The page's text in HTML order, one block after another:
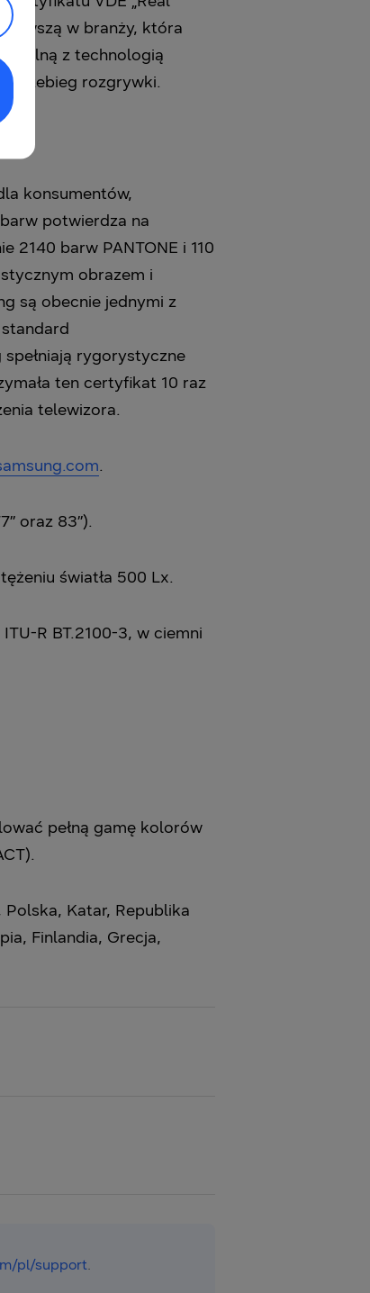
w branży, która
z technologią
przebieg rozgrywki.
konsumentów,
potwierdza na
2140 barw PANTONE i 110
obrazem i
są obecnie jednymi z
rygorystyczne
ten certyfikat 10 raz
telewizora.
.
oraz 83’’).
światła 500 Lx.
R BT.2100-3, w ciemni
pełną gamę kolorów
Polska, Katar, Republika
Finlandia, Grecja,
pl/support.